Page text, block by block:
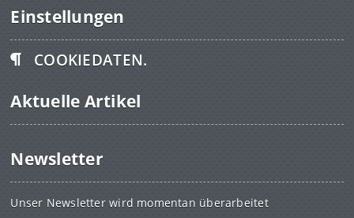
Einstellungen
COOKIEDATEN.
Aktuelle Artikel
Newsletter
Unser Newsletter wird momentan überarbeitet